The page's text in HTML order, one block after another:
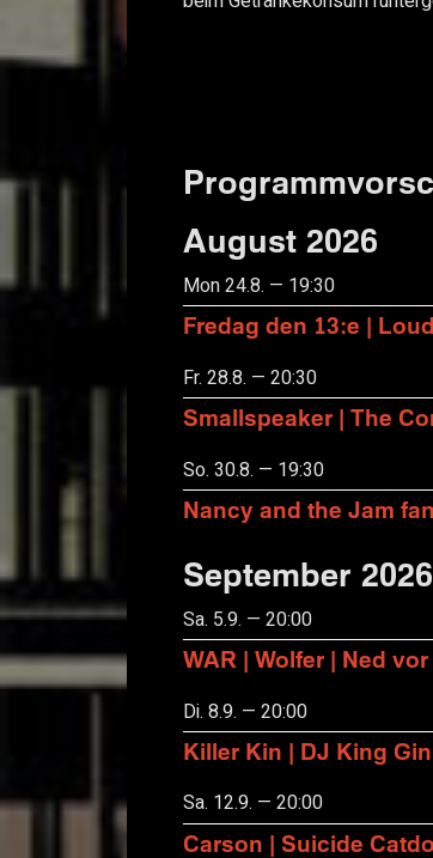
August 2026
Mon 24.8. — 19:30
Fredag den 13:e |
Fr. 28.8. — 20:30
Smallspeaker | The
So. 30.8. — 19:30
Nancy and the Jam
September 2026
Sa. 5.9. — 20:00
WAR | Wolfer | Ned
Di. 8.9. — 20:00
Killer Kin | DJ King Gin
Sa. 12.9. — 20:00
Carson | Suicide